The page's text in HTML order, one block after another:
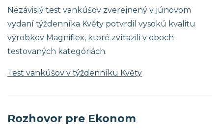
Nezávislý test vankúšov zverejnený v júnovom
vydaní týždenníka Květy potvrdil vysokú kvalitu
výrobkov Magniflex, ktoré zvíťazili v oboch
testovaných kategóriách.
Test vankúšov v týždenníku Květy
Rozhovor pre Ekonom